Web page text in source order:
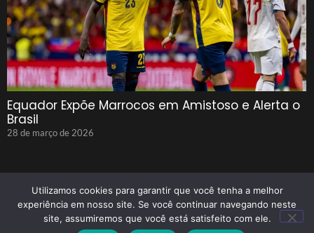
Equador Expõe Marrocos em Amistoso e Alerta o
Brasil
28 de março de 2026
© 2025 Tenho Que Saber Todos Os Direitos Reservados
Utilizamos cookies para garantir que você tenha a melhor
experiência em nosso site. Se você continuar navegando neste
site, assumiremos que você está satisfeito com ele.